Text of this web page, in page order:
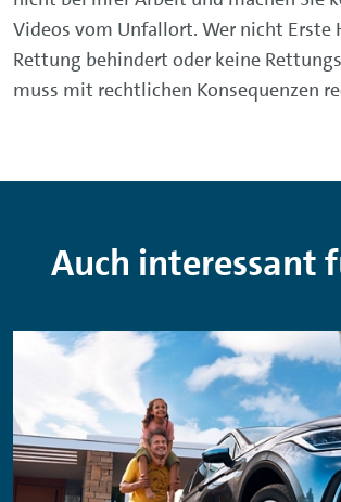
Videos vom Unfallort. Wer nicht
Rettung behindert oder keine
muss mit rechtlichen Konsequenzen
Auch interessant